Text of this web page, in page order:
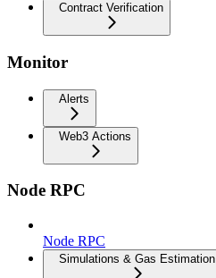
Contract Verification
Monitor
Alerts
Web3 Actions
Node RPC
Node RPC
Simulations & Gas Estimation